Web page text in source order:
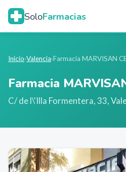
SoloFarmacias
Inicio›Valencia›Farmacia MARVISAN
Farmacia
C/ de l\'Illa Formentera, 33,